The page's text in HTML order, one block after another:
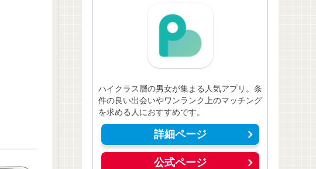
ハイクラス層の男女が集まる人気アプリ。条
件の良い出会いやワンランク上のマッチング
を求める人におすすめです。
詳細ページ
公式ページ